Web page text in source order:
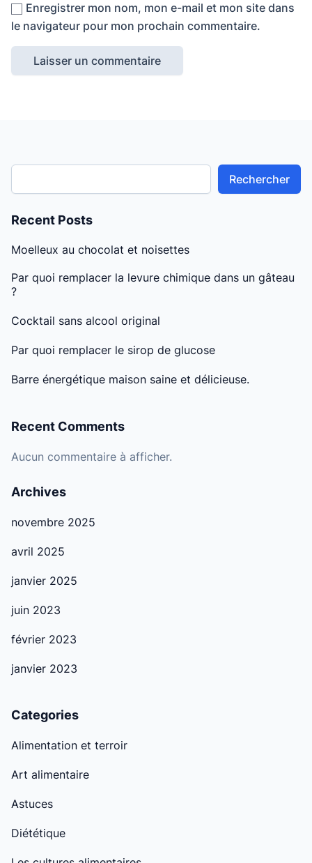
Enregistrer mon nom, mon e-mail et mon site dans
le navigateur pour mon prochain commentaire.
Rechercher
Recent Posts
Moelleux au chocolat et noisettes
Par quoi remplacer la levure chimique dans un gâteau
?
Cocktail sans alcool original
Par quoi remplacer le sirop de glucose
Barre énergétique maison saine et délicieuse.
Recent Comments
Aucun commentaire à afficher.
Archives
novembre 2025
avril 2025
janvier 2025
juin 2023
février 2023
janvier 2023
Categories
Alimentation et terroir
Art alimentaire
Astuces
Diététique